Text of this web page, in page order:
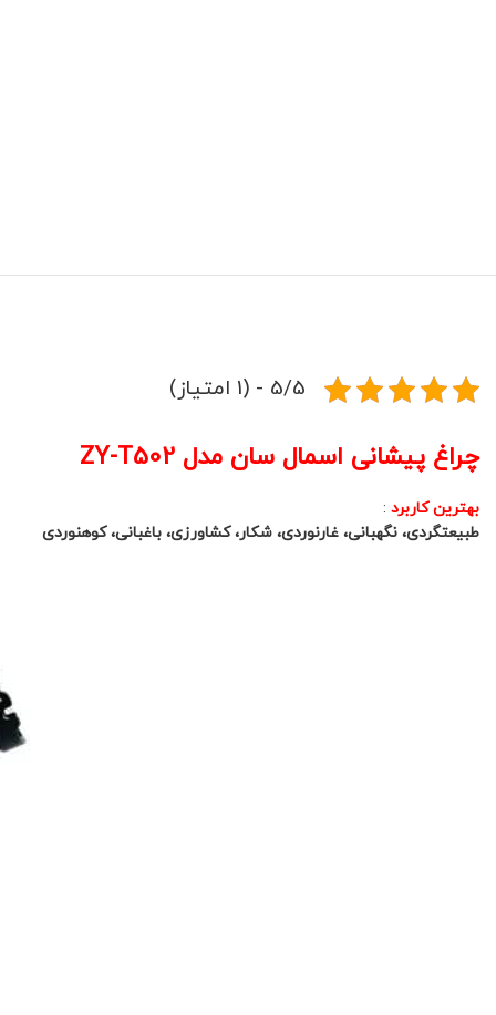
5/5 - (1 امتیاز)
چراغ پیشانی اسمال سان مدل ZY-T502
بهترین کاربرد :
طبیعتگردی، نگهبانی، غارنوردی، شکار، کشاورزی، باغبانی، کوهنوردی